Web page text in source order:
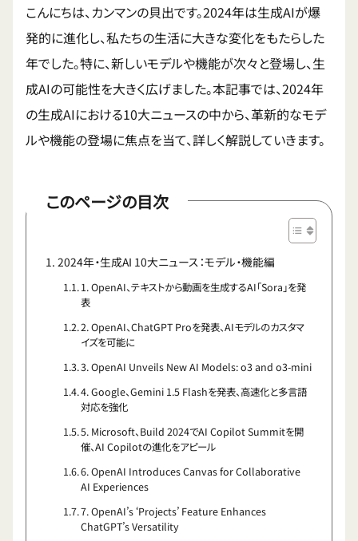
こんにちは、カンマンの貝出です。2024年は生成AIが爆
発的に進化し、私たちの生活に大きな変化をもたらした
年でした。特に、新しいモデルや機能が次々と登場し、生
成AIの可能性を大きく広げました。本記事では、2024年
の生成AIにおける10大ニュースの中から、革新的なモデ
ルや機能の登場に焦点を当て、詳しく解説していきます。
このページの目次
2024年・生成AI 10大ニュース：モデル・機能編
1. OpenAI、テキストから動画を生成するAI「Sora」を発
表
2. OpenAI、ChatGPT Proを発表、AIモデルのカスタマ
イズを可能に
3. OpenAI Unveils New AI Models: o3 and o3-mini
4. Google、Gemini 1.5 Flashを発表、高速化と多言語
対応を強化
5. Microsoft、Build 2024でAI Copilot Summitを開
催、AI Copilotの進化をアピール
6. OpenAI Introduces Canvas for Collaborative
AI Experiences
7. OpenAI’s ‘Projects’ Feature Enhances
ChatGPT’s Versatility